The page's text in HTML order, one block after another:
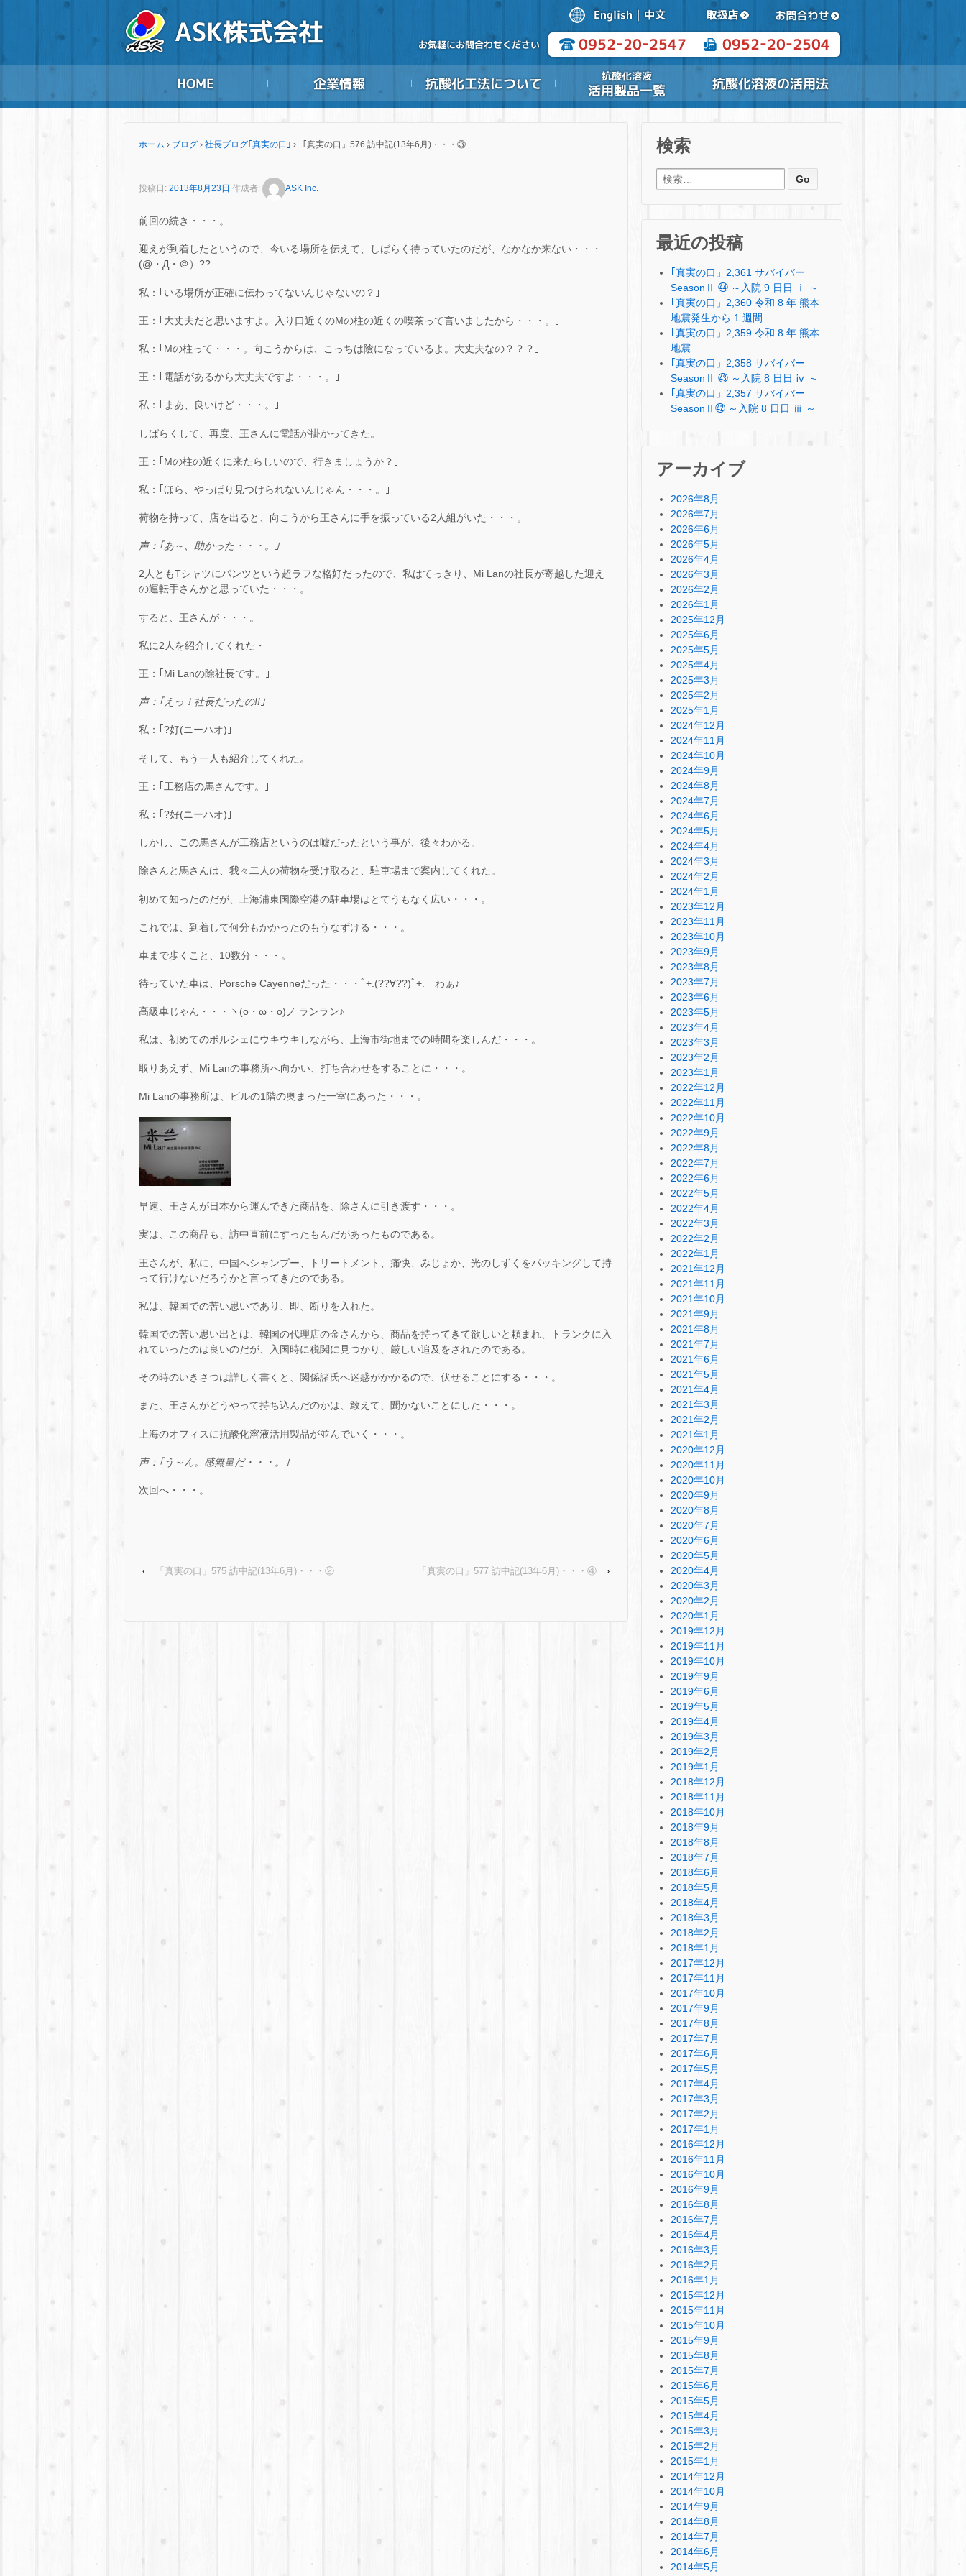
ホーム › ブログ › 社長ブログ｢真実の口｣ › 「真実の口」576 訪中記(13年6月)・・・③
投稿日: 2013年8月23日 作成者: ASK Inc.
前回の続き・・・。
迎えが到着したというので、今いる場所を伝えて、しばらく待っていたのだが、なかなか来ない・・・
(@・Д・＠）??
私：｢いる場所が正確に伝わってないんじゃないの？｣
王：｢大丈夫だと思いますよ。入り口近くのMの柱の近くの喫茶って言いましたから・・・。｣
私：｢Mの柱って・・・。向こうからは、こっちは陰になっているよ。大丈夫なの？？？｣
王：｢電話があるから大丈夫ですよ・・・。｣
私：｢まあ、良いけど・・・。｣
しばらくして、再度、王さんに電話が掛かってきた。
王：｢Mの柱の近くに来たらしいので、行きましょうか？｣
私：｢ほら、やっぱり見つけられないんじゃん・・・。｣
荷物を持って、店を出ると、向こうから王さんに手を振っている2人組がいた・・・。
声：｢あ～、助かった・・・。｣
2人ともTシャツにパンツという超ラフな格好だったので、私はてっきり、Mi Lanの社長が寄越した迎え
の運転手さんかと思っていた・・・。
すると、王さんが・・・。
私に2人を紹介してくれた・
王：｢Mi Lanの除社長です。｣
声：｢えっ！社長だったの!!｣
私：｢?好(ニーハオ)｣
そして、もう一人も紹介してくれた。
王：｢工務店の馬さんです。｣
私：｢?好(ニーハオ)｣
しかし、この馬さんが工務店というのは嘘だったという事が、後々わかる。
除さんと馬さんは、我々二人の荷物を受け取ると、駐車場まで案内してくれた。
初めて知ったのだが、上海浦東国際空港の駐車場はとてうもなく広い・・・。
これでは、到着して何分もかかったのもうなずける・・・。
車まで歩くこと、10数分・・・。
待っていた車は、Porsche Cayenneだった・・・ﾟ+.(??∀??)ﾟ+. わぁ♪
高級車じゃん・・・ヽ(o・ω・o)ノ ランラン♪
私は、初めてのポルシェにウキウキしながら、上海市街地までの時間を楽しんだ・・・。
取りあえず、Mi Lanの事務所へ向かい、打ち合わせをすることに・・・。
Mi Lanの事務所は、ビルの1階の奥まった一室にあった・・・。
早速、王さんが日本から運んできた商品を、除さんに引き渡す・・・。
実は、この商品も、訪中直前にすったもんだがあったものである。
王さんが、私に、中国へシャンプー、トリートメント、痛快、みじょか、光のしずくをパッキングして持
って行けないだろうかと言ってきたのである。
私は、韓国での苦い思いであり、即、断りを入れた。
韓国での苦い思い出とは、韓国の代理店の金さんから、商品を持ってきて欲しいと頼まれ、トランクに入
れていったのは良いのだが、入国時に税関に見つかり、厳しい追及をされたのである。
その時のいきさつは詳しく書くと、関係諸氏へ迷惑がかかるので、伏せることにする・・・。
また、王さんがどうやって持ち込んだのかは、敢えて、聞かないことにした・・・。
上海のオフィスに抗酸化溶液活用製品が並んでいく・・・。
声：｢う～ん。感無量だ・・・。｣
次回へ・・・。
‹ 「真実の口」575 訪中記(13年6月)・・・② 「真実の口」577 訪中記(13年6月)・・・④ ›
検索
検索:
最近の投稿
｢真実の口」2,361 サバイバー
SeasonⅡ ㊹ ～入院 9 日日 ⅰ ～
｢真実の口」2,360 令和 8 年 熊本
地震発生から 1 週間
｢真実の口」2,359 令和 8 年 熊本
地震
｢真実の口」2,358 サバイバー
SeasonⅡ ㊸ ～入院 8 日日 ⅳ ～
｢真実の口」2,357 サバイバー
SeasonⅡ㊷ ～入院 8 日日 ⅲ ～
アーカイブ
2026年8月
2026年7月
2026年6月
2026年5月
2026年4月
2026年3月
2026年2月
2026年1月
2025年12月
2025年6月
2025年5月
2025年4月
2025年3月
2025年2月
2025年1月
2024年12月
2024年11月
2024年10月
2024年9月
2024年8月
2024年7月
2024年6月
2024年5月
2024年4月
2024年3月
2024年2月
2024年1月
2023年12月
2023年11月
2023年10月
2023年9月
2023年8月
2023年7月
2023年6月
2023年5月
2023年4月
2023年3月
2023年2月
2023年1月
2022年12月
2022年11月
2022年10月
2022年9月
2022年8月
2022年7月
2022年6月
2022年5月
2022年4月
2022年3月
2022年2月
2022年1月
2021年12月
2021年11月
2021年10月
2021年9月
2021年8月
2021年7月
2021年6月
2021年5月
2021年4月
2021年3月
2021年2月
2021年1月
2020年12月
2020年11月
2020年10月
2020年9月
2020年8月
2020年7月
2020年6月
2020年5月
2020年4月
2020年3月
2020年2月
2020年1月
2019年12月
2019年11月
2019年10月
2019年9月
2019年6月
2019年5月
2019年4月
2019年3月
2019年2月
2019年1月
2018年12月
2018年11月
2018年10月
2018年9月
2018年8月
2018年7月
2018年6月
2018年5月
2018年4月
2018年3月
2018年2月
2018年1月
2017年12月
2017年11月
2017年10月
2017年9月
2017年8月
2017年7月
2017年6月
2017年5月
2017年4月
2017年3月
2017年2月
2017年1月
2016年12月
2016年11月
2016年10月
2016年9月
2016年8月
2016年7月
2016年4月
2016年3月
2016年2月
2016年1月
2015年12月
2015年11月
2015年10月
2015年9月
2015年8月
2015年7月
2015年6月
2015年5月
2015年4月
2015年3月
2015年2月
2015年1月
2014年12月
2014年10月
2014年9月
2014年8月
2014年7月
2014年6月
2014年5月